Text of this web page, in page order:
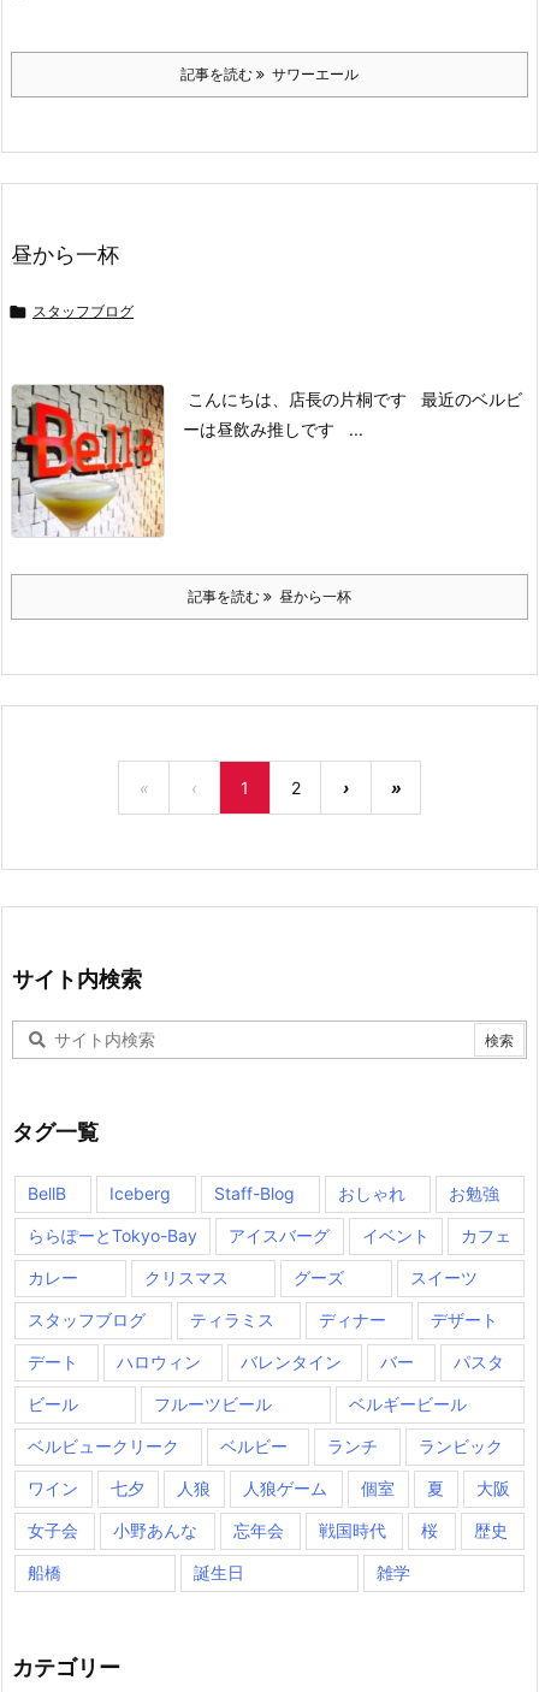
記事を読む サワーエール
昼から一杯
 スタッフブログ
こんにちは、店長の片桐です
最近のベルビ
ーは昼飲み推しです
...
記事を読む 昼から一杯
« ‹ 1 2 › »
サイト内検索
タグ一覧
BellB Iceberg Staff-Blog おしゃれ お勉強
ららぽーとTokyo-Bay アイスバーグ イベント カフェ
カレー クリスマス グーズ スイーツ
スタッフブログ ティラミス ディナー デザート
デート ハロウィン バレンタイン バー パスタ
ビール フルーツビール ベルギービール
ベルビュークリーク ベルビー ランチ ランビック
ワイン 七夕 人狼 人狼ゲーム 個室 夏 大阪
女子会 小野あんな 忘年会 戦国時代 桜 歴史
船橋 誕生日 雑学
カテゴリー